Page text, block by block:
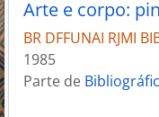
BR DFFUNAI RJMI
1985
Parte de